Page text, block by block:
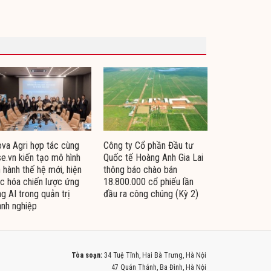
Agri hợp tác cùng
kiến tạo mô hình
hành thế hệ mới, hiện
hóa chiến lược ứng
AI trong quản trị
nghiệp
Công ty Cổ phần Đầu tư
Quốc tế Hoàng Anh Gia Lai
thông báo chào bán
18.800.000 cổ phiếu lần
đầu ra công chúng (Kỳ 2)
Tòa soạn: 34 Tuệ Tĩnh, Hai Bà Trưng, Hà Nội
47 Quán Thánh, Ba Đình, Hà Nội